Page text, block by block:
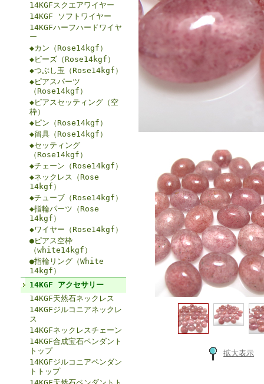
14KGFスクエアワイヤー
14KGF ソフトワイヤー
14KGFハーフハードワイヤ
ー
◆カン（Rose14kgf）
◆ビーズ（Rose14kgf）
◆つぶし玉（Rose14kgf）
◆ピアスパーツ
（Rose14kgf）
◆ピアスセッティング（空
枠）
◆ピン（Rose14kgf）
◆留具（Rose14kgf）
◆セッティング
（Rose14kgf）
◆チェーン（Rose14kgf）
◆ネックレス（Rose
14kgf）
◆チューブ（Rose14kgf）
◆指輪パーツ（Rose
14kgf）
◆ワイヤー（Rose14kgf）
●ピアス空枠
（white14kgf）
●指輪リング（White
14kgf）
14KGF アクセサリー
14KGF天然石ネックレス
14KGFジルコニアネックレ
ス
14KGFネックレスチェーン
14KGF合成宝石ペンダント
トップ
14KGFジルコニアペンダン
トトップ
拡大表示